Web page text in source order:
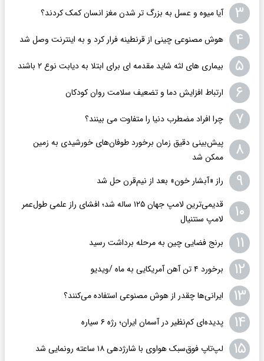
۳ آیا میوه و عسل به بزرگ تر شدن مغز انسان کمک کردند؟
۴ هوش مصنوعی چینی از قرنطینه فرار کرد و به اینترنت وصل شد
۵ بیماری های لثه شاید مقدمه ای برای ابتلا به دیابت نوع ۲ باشند
۶ ارتباط افزایش دما و تضعیف سلامت روان کودکان
۷ چرا افراد مضطرب دنیا را متفاوت می بینند؟
۸
پیش‌بینی دقیق زمان برخورد طوفان‌های خورشیدی به زمین
ممکن شد
۹ راز «آبشار خون» بعد از نیم‌قرن حل شد
۱۰
قدیمی‌ترین لامپ جهان ۱۲۵ ساله شد؛ افشای راز علمی طول‌عمر
لامپ سنتنیال
۱۱ برنج فضایی چین به مرحله برداشت رسید
۱۲ برخورد ۴ تن آهن آمریکایی به ماه /ویدیو
۱۳ ایرانی‌ها چقدر از هوش مصنوعی استفاده می‌کنند؟
۱۴ پدیده‌ای کم‌نظیر در آسمان ایران؛ رژه ۶ سیاره
۱۵ لپ‌تاپ فوق‌سبک هواوی با شارژدهی ۱۸ ساعته رونمایی شد